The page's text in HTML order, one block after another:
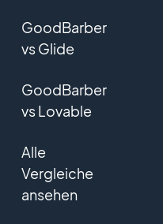
GoodBarber
vs Glide
GoodBarber
vs Lovable
Alle
Vergleiche
ansehen